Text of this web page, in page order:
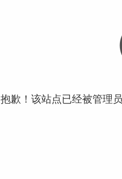
抱歉！该站点已经被管理